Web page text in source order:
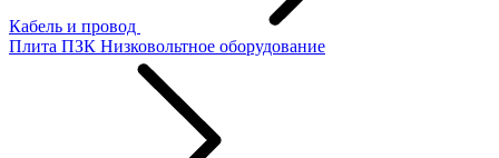
Кабель и провод
Плита ПЗК Низковольтное оборудование